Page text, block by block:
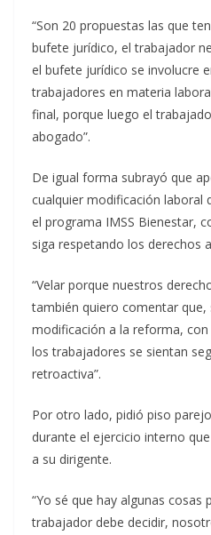
“Son 20 propuestas las que
bufete jurídico, el trabajador
el bufete jurídico se involucre
trabajadores en materia
final, porque luego el
abogado”.
De igual forma subrayó que
cualquier modificación laboral
el programa IMSS Bienestar,
siga respetando los derechos
“Velar porque nuestros
también quiero comentar que,
modificación a la reforma,
los trabajadores se sientan
retroactiva”.
Por otro lado, pidió piso
durante el ejercicio interno
a su dirigente.
“Yo sé que hay algunas
trabajador debe decidir,